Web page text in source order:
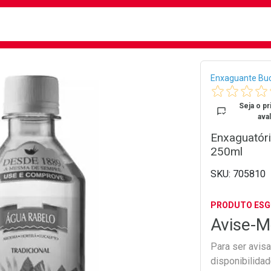
Enxaguante
Seja o
250ml
705810
PRODUTO
Avise-
Para ser